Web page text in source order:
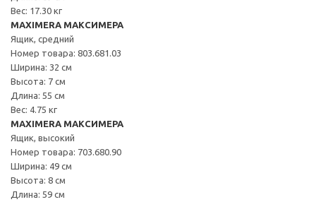
Вес: 17.30 кг
MAXIMERA МАКСИМЕРА
Ящик, средний
Номер товара: 803.681.03
Ширина: 32 см
Высота: 7 см
Длина: 55 см
Вес: 4.75 кг
MAXIMERA МАКСИМЕРА
Ящик, высокий
Номер товара: 703.680.90
Ширина: 49 см
Высота: 8 см
Длина: 59 см